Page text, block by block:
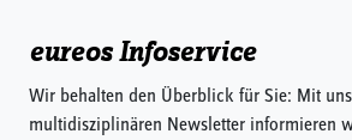
eureos Infoservice
Wir behalten den Überblick für Sie: Mit
multidisziplinären Newsletter informieren